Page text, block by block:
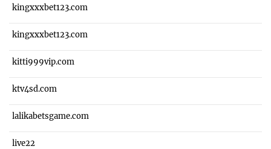
kingxxxbet123.com
kingxxxbet123.com
kitti999vip.com
ktv4sd.com
lalikabetsgame.com
live22